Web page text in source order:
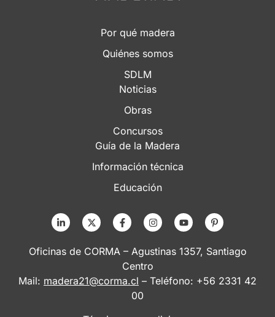
Por qué madera
Quiénes somos
SDLM
Noticias
Obras
Concursos
Guía de la Madera
Información técnica
Educación
Oficinas de CORMA – Agustinas 1357, Santiago
Centro
Mail: madera21@corma.cl – Teléfono: +56 2331 42
00